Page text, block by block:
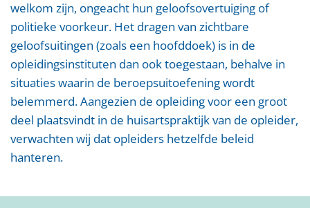
welkom zijn, ongeacht hun geloofsovertuiging of
politieke voorkeur. Het dragen van zichtbare
geloofsuitingen (zoals een hoofddoek) is in de
opleidingsinstituten dan ook toegestaan, behalve in
situaties waarin de beroepsuitoefening wordt
belemmerd. Aangezien de opleiding voor een groot
deel plaatsvindt in de huisartspraktijk van de opleider,
verwachten wij dat opleiders hetzelfde beleid
hanteren.